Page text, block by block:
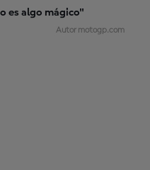
es algo mágico"
Autor motogp.com